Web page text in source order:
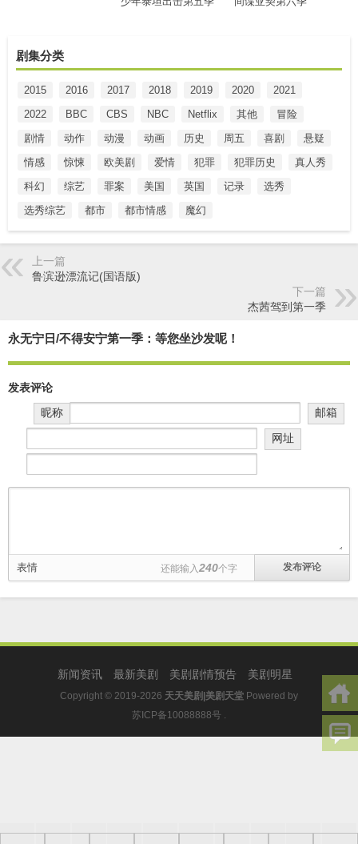
剧集分类
2015 2016 2017 2018 2019 2020
2021
2022
BBC CBS NBC Netflix 其他
冒险
剧情
动作 动漫 动画 历史 周五 喜剧
悬疑
情感
惊悚 欧美剧 爱情 犯罪 犯罪历史
真人秀
科幻
综艺 罪案 美国 英国 记录
选秀
选秀综艺
都市 都市情感 魔幻
上一篇
鲁滨逊漂流记(国语版)
下一篇
杰茜驾到第一季
永无宁日/不得安宁第一季：等您坐沙发呢！
发表评论
昵称
邮箱
网址
表情 还能输入 240个字
新闻资讯 最新美剧 美剧剧情预告 美剧明星
Copyright © 2019-2026 天天美剧|美剧天堂 Powered by
苏ICP备10088888号 .